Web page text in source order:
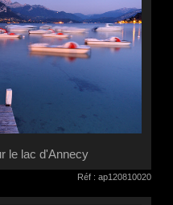
le lac d'Annecy
Réf : ap120810020